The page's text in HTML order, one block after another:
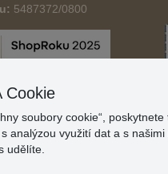
5487372/0800
Cookie
soubory cookie“,
analýzou využití dat a s
udělíte.